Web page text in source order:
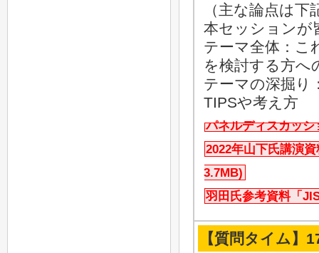
（主な論点は
本セッションが
テーマ全体：こ
を検討する方へ
テーマの深掘り
TIPSや考え方
パネルディスカッ
2022年山下氏講演
3.7MB)
羽田氏参考資料「
【質問タイム】